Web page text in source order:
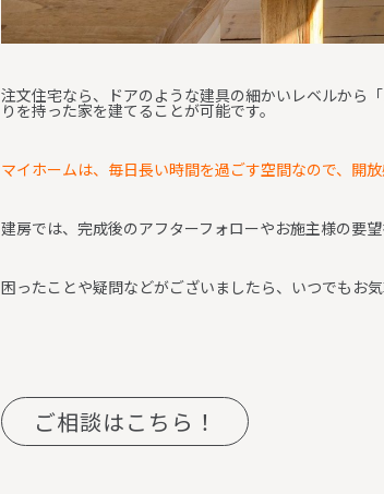
注文住宅なら、ドアのような建具の細かいレベルから
りを持った家を建てることが可能です。
マイホームは、毎日長い時間を過ごす空間なので、開
建房では、完成後のアフターフォローやお施主様の要
困ったことや疑問などがございましたら、いつでもお
ご相談はこちら！